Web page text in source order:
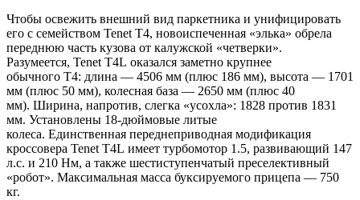
Чтобы освежить внешний вид паркетника и унифицировать
его с семейством Tenet T4, новоиспеченная «элька» обрела
переднюю часть кузова от калужской «четверки».
Разумеется, Tenet T4L оказался заметно крупнее
обычного T4: длина — 4506 мм (плюс 186 мм), высота — 1701
мм (плюс 50 мм), колесная база — 2650 мм (плюс 40
мм). Ширина, напротив, слегка «усохла»: 1828 против 1831
мм. Установлены 18-дюймовые литые
колеса. Единственная переднеприводная модификация
кроссовера Tenet T4L имеет турбомотор 1.5, развивающий 147
л.с. и 210 Нм, а также шестиступенчатый преселективный
«робот». Максимальная масса буксируемого прицепа — 750
кг.